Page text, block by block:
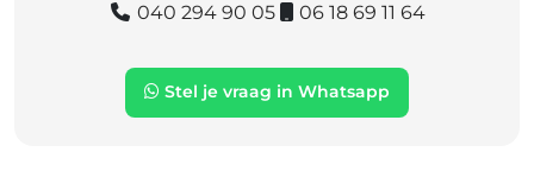
040 294 90 05
06 18 69 11 64
Stel je vraag in Whatsapp